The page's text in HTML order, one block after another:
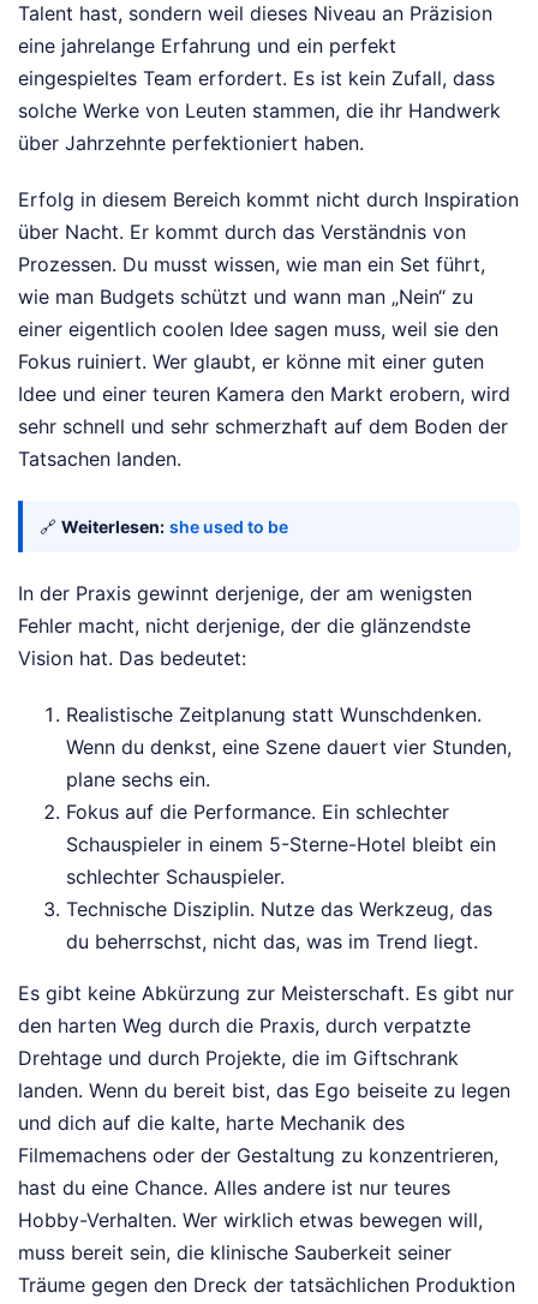
Talent hast, sondern weil dieses Niveau an Präzision
eine jahrelange Erfahrung und ein perfekt
eingespieltes Team erfordert. Es ist kein Zufall, dass
solche Werke von Leuten stammen, die ihr Handwerk
über Jahrzehnte perfektioniert haben.
Erfolg in diesem Bereich kommt nicht durch Inspiration
über Nacht. Er kommt durch das Verständnis von
Prozessen. Du musst wissen, wie man ein Set führt,
wie man Budgets schützt und wann man „Nein“ zu
einer eigentlich coolen Idee sagen muss, weil sie den
Fokus ruiniert. Wer glaubt, er könne mit einer guten
Idee und einer teuren Kamera den Markt erobern, wird
sehr schnell und sehr schmerzhaft auf dem Boden der
Tatsachen landen.
🔗 Weiterlesen: she used to be
In der Praxis gewinnt derjenige, der am wenigsten
Fehler macht, nicht derjenige, der die glänzendste
Vision hat. Das bedeutet:
Realistische Zeitplanung statt Wunschdenken.
Wenn du denkst, eine Szene dauert vier Stunden,
plane sechs ein.
Fokus auf die Performance. Ein schlechter
Schauspieler in einem 5-Sterne-Hotel bleibt ein
schlechter Schauspieler.
Technische Disziplin. Nutze das Werkzeug, das
du beherrschst, nicht das, was im Trend liegt.
Es gibt keine Abkürzung zur Meisterschaft. Es gibt nur
den harten Weg durch die Praxis, durch verpatzte
Drehtage und durch Projekte, die im Giftschrank
landen. Wenn du bereit bist, das Ego beiseite zu legen
und dich auf die kalte, harte Mechanik des
Filmemachens oder der Gestaltung zu konzentrieren,
hast du eine Chance. Alles andere ist nur teures
Hobby-Verhalten. Wer wirklich etwas bewegen will,
muss bereit sein, die klinische Sauberkeit seiner
Träume gegen den Dreck der tatsächlichen Produktion